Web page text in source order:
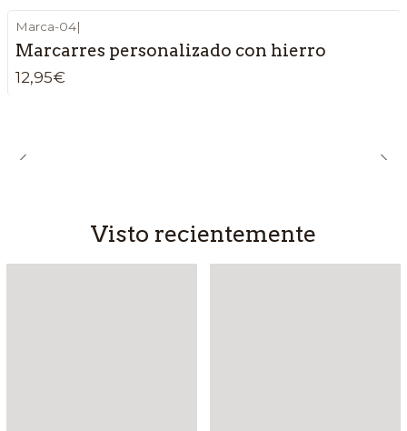
Marca-04|
Marcarres personalizado con hierro
12,95€
Visto recientemente